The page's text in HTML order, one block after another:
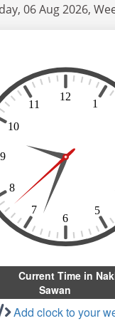
06 Aug 2026,
Current Time in
Sawan
Add clock to your